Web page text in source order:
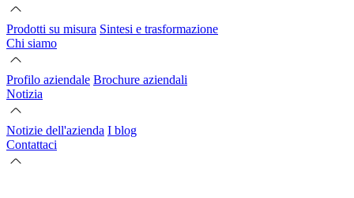
Prodotti su misura Sintesi e trasformazione
Chi siamo
Profilo aziendale Brochure aziendali
Notizia
Notizie dell'azienda I blog
Contattaci